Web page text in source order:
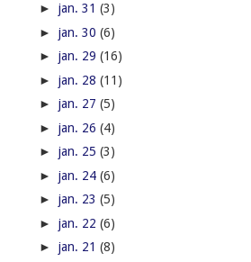
► jan. 31 (3)
► jan. 30 (6)
► jan. 29 (16)
► jan. 28 (11)
► jan. 27 (5)
► jan. 26 (4)
► jan. 25 (3)
► jan. 24 (6)
► jan. 23 (5)
► jan. 22 (6)
► jan. 21 (8)